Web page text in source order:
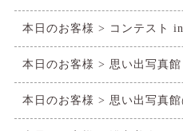
本日のお客様 > コンテスト
本日のお客様 > 思い出写真館
本日のお客様 > 思い出写真館